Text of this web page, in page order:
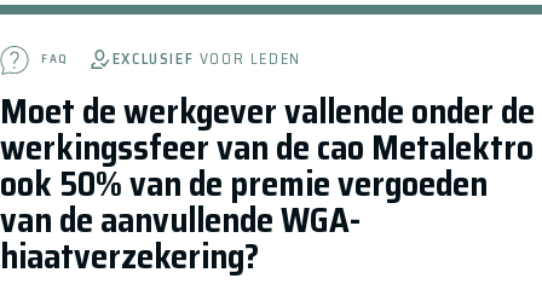
Moet de werkgever vallende onder de
werkingssfeer van de cao Metalektro
ook 50% van de premie vergoeden
van de aanvullende WGA-
hiaatverzekering?
FAQ EXCLUSIEF VOOR LEDEN